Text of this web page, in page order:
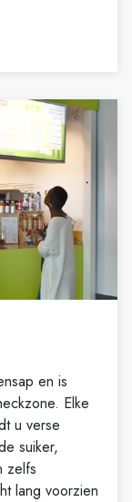
en is
Elke
u verse
suiker,
zelfs
lang voorzien